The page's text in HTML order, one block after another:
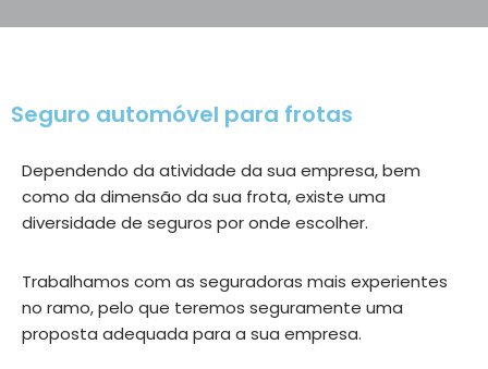
Seguro automóvel para frotas
Dependendo da atividade da sua empresa, bem
como da dimensão da sua frota, existe uma
diversidade de seguros por onde escolher.
Trabalhamos com as seguradoras mais experientes
no ramo, pelo que teremos seguramente uma
proposta adequada para a sua empresa.